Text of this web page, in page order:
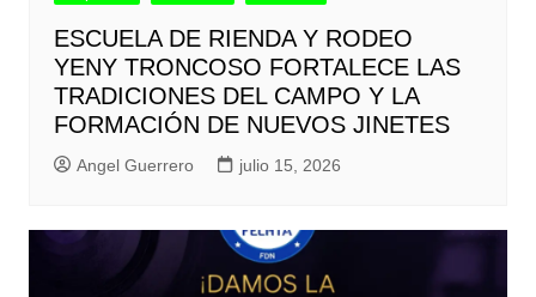
ESCUELA DE RIENDA Y RODEO
YENY TRONCOSO FORTALECE LAS
TRADICIONES DEL CAMPO Y LA
FORMACIÓN DE NUEVOS JINETES
Angel Guerrero julio 15, 2026